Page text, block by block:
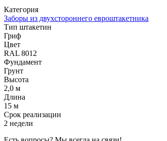
Категория
Заборы из двухстороннего евроштакетника
Тип штакетин
Гриф
Цвет
RAL 8012
Фундамент
Грунт
Высота
2,0 м
Длина
15 м
Срок реализации
2 недели